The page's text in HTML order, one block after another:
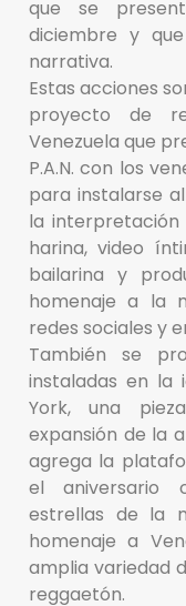
que se
diciembre y
narrativa.
Estas acciones
proyecto de
Venezuela que
P.A.N. con los
para instalarse
la interpretación
harina, video
bailarina y
homenaje a la
redes sociales y
También se
instaladas en la
York, una
expansión de la
agrega la
el aniversario
estrellas de la
homenaje a
amplia variedad
reggaetón.